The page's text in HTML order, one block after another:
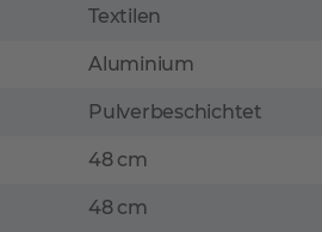
Textilen
Aluminium
Pulverbeschichtet
48 cm
48 cm